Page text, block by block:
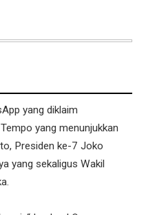
yang diklaim
yang menunjukkan
Presiden ke-7 Joko
yang sekaligus Wakil